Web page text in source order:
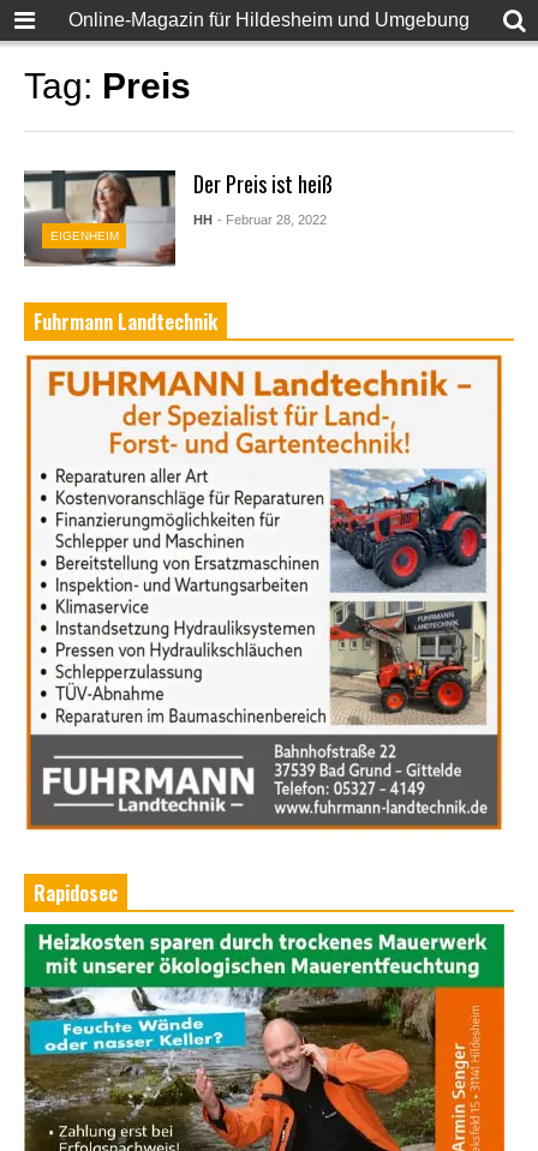
Online-Magazin für Hildesheim und Umgebung
Tag: Preis
EIGENHEIM
Der Preis ist heiß
HH - Februar 28, 2022
Fuhrmann Landtechnik
Rapidosec